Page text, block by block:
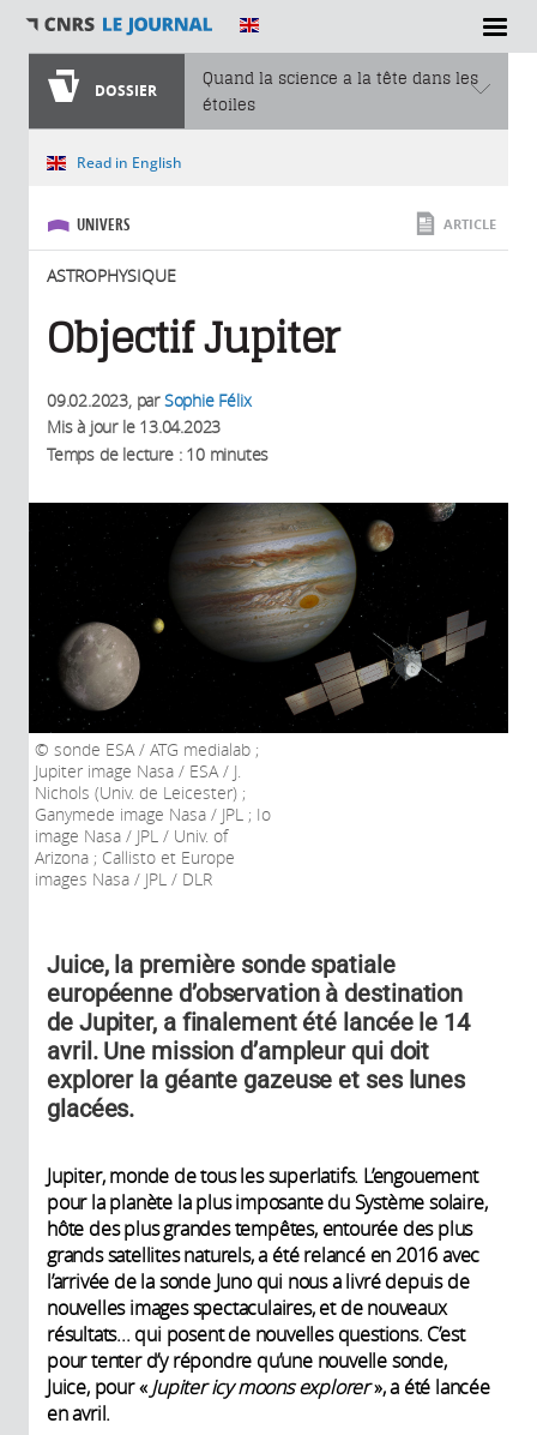
SECTIONS
DOSSIER
Quand la science a la tête dans les
étoiles
Vous êtes ici
Read in English
UNIVERS
ASTROPHYSIQUE
ARTICLE
Objectif Jupiter
09.02.2023, parSophie Félix
Mis à jour le 13.04.2023
Temps de lecture : 10 minutes
sonde ESA / ATG medialab ;
Jupiter image Nasa / ESA / J.
Nichols (Univ. de Leicester) ;
Ganymede image Nasa / JPL ; Io
image Nasa / JPL / Univ. of
Arizona ; Callisto et Europe
images Nasa / JPL / DLR
Juice, la première sonde spatiale
européenne d’observation à destination
de Jupiter, a finalement été lancée le 14
avril. Une mission d’ampleur qui doit
explorer la géante gazeuse et ses lunes
glacées.
Jupiter, monde de tous les superlatifs. L’engouement
pour la planète la plus imposante du Système solaire,
hôte des plus grandes tempêtes, entourée des plus
grands satellites naturels, a été relancé en 2016 avec
l’arrivée de la sonde Juno qui nous a livré depuis de
nouvelles images spectaculaires, et de nouveaux
résultats... qui posent de nouvelles questions. C’est
pour tenter d’y répondre qu’une nouvelle sonde,
Juice, pour «Jupiter icy moons explorer», a été lancée
en avril.